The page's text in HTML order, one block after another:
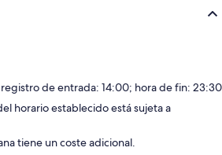
de entrada: 14:00; hora de fin: 23:30
horario establecido está sujeta a
tiene un coste adicional.